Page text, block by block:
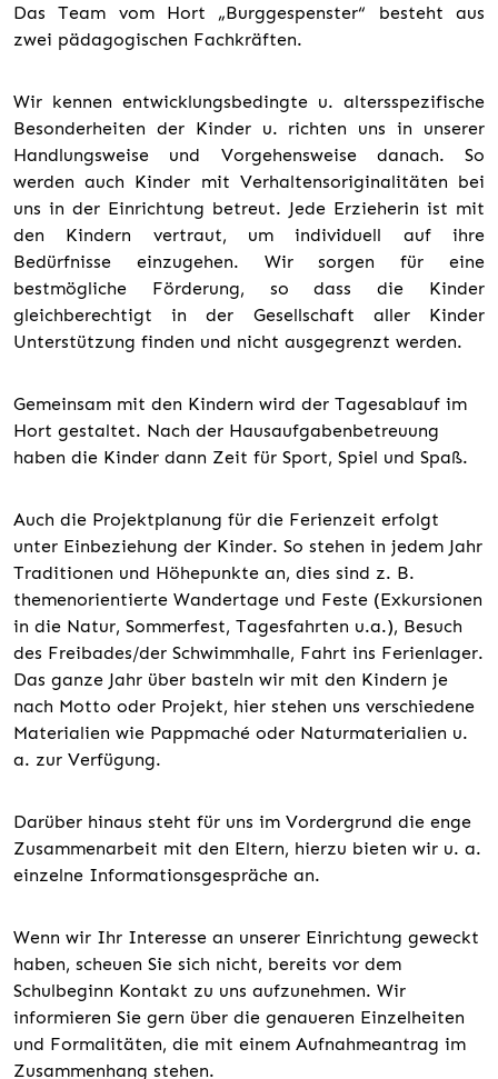
Das Team vom Hort „Burggespenster“ besteht aus
zwei pädagogischen Fachkräften.
Wir kennen entwicklungsbedingte u. altersspezifische
Besonderheiten der Kinder u. richten uns in unserer
Handlungsweise und Vorgehensweise danach. So
werden auch Kinder mit Verhaltensoriginalitäten bei
uns in der Einrichtung betreut. Jede Erzieherin ist mit
den Kindern vertraut, um individuell auf ihre
Bedürfnisse einzugehen. Wir sorgen für eine
bestmögliche Förderung, so dass die Kinder
gleichberechtigt in der Gesellschaft aller Kinder
Unterstützung finden und nicht ausgegrenzt werden.
Gemeinsam mit den Kindern wird der Tagesablauf im
Hort gestaltet. Nach der Hausaufgabenbetreuung
haben die Kinder dann Zeit für Sport, Spiel und Spaß.
Auch die Projektplanung für die Ferienzeit erfolgt
unter Einbeziehung der Kinder. So stehen in jedem Jahr
Traditionen und Höhepunkte an, dies sind z. B.
themenorientierte Wandertage und Feste (Exkursionen
in die Natur, Sommerfest, Tagesfahrten u.a.), Besuch
des Freibades/der Schwimmhalle, Fahrt ins Ferienlager.
Das ganze Jahr über basteln wir mit den Kindern je
nach Motto oder Projekt, hier stehen uns verschiedene
Materialien wie Pappmaché oder Naturmaterialien u.
a. zur Verfügung.
Darüber hinaus steht für uns im Vordergrund die enge
Zusammenarbeit mit den Eltern, hierzu bieten wir u. a.
einzelne Informationsgespräche an.
Wenn wir Ihr Interesse an unserer Einrichtung geweckt
haben, scheuen Sie sich nicht, bereits vor dem
Schulbeginn Kontakt zu uns aufzunehmen. Wir
informieren Sie gern über die genaueren Einzelheiten
und Formalitäten, die mit einem Aufnahmeantrag im
Zusammenhang stehen.